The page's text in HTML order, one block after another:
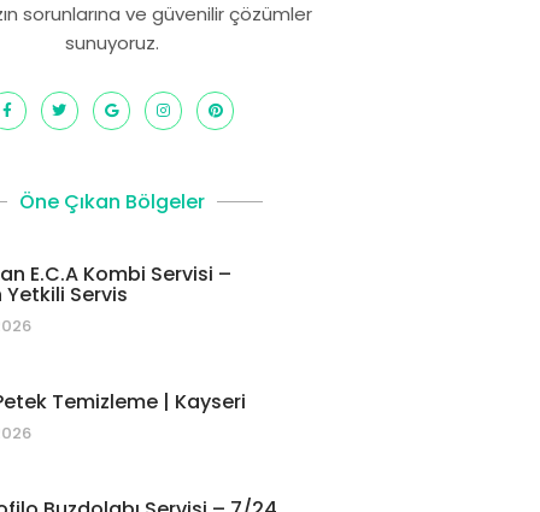
sorunlarına ve güvenilir çözümler
sunuyoruz.
Öne Çıkan Bölgeler
E.C.A Kombi Servisi –
Servis
Temizleme | Kayseri